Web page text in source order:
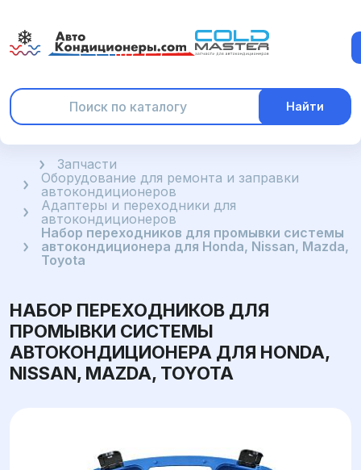
Найти
ГлавнаяЗапчасти
Оборудование для ремонта и заправки
автокондиционеров
Адаптеры и переходники для
автокондиционеров
Набор переходников для промывки системы
автокондиционера для Honda, Nissan, Mazda,
Toyota
НАБОР ПЕРЕХОДНИКОВ ДЛЯ
ПРОМЫВКИ СИСТЕМЫ
АВТОКОНДИЦИОНЕРА ДЛЯ HONDA,
NISSAN, MAZDA, TOYOTA